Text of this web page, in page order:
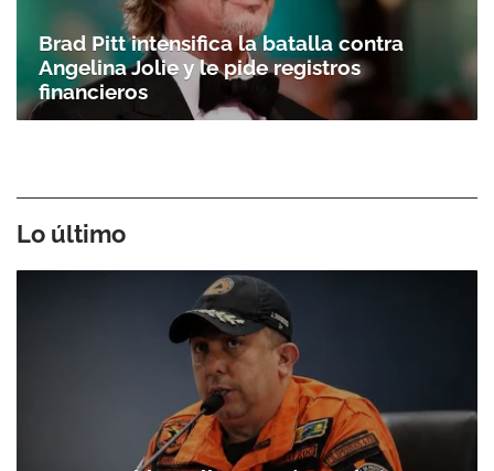
Brad Pitt intensifica la batalla contra
Angelina Jolie y le pide registros
financieros
Lo último